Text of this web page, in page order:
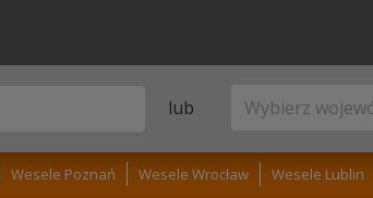
lub
Wesele Poznań Wesele Wrocław Wesele Lublin